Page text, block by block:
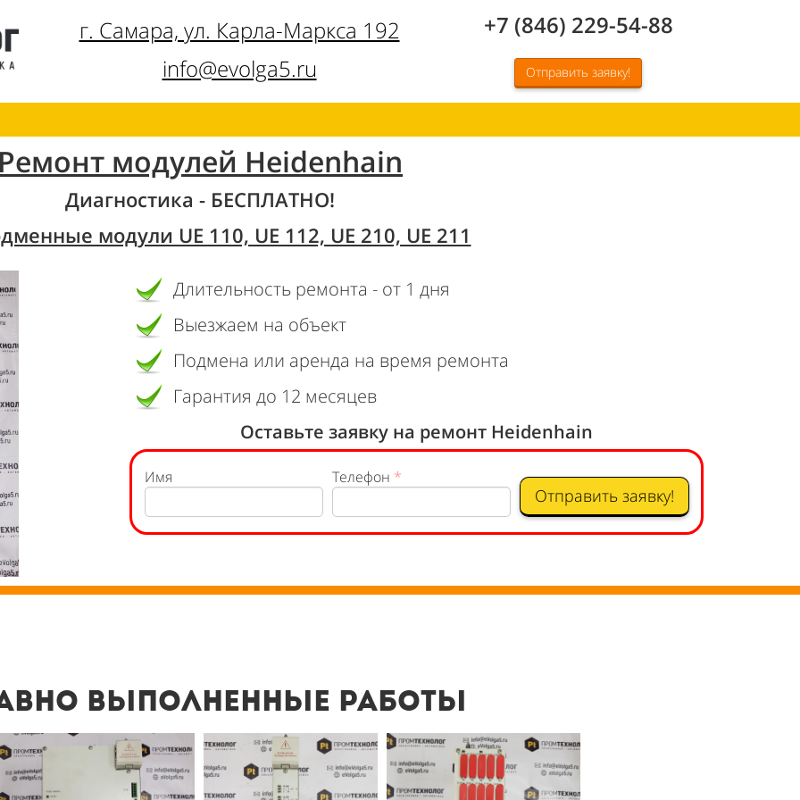
г. Самара, ул. Карла-Маркса 192
info@evolga5.ru
+7 (846) 229-54-88
Отправить заявку!
модулей Heidenhain
Диагностика - БЕСПЛАТНО!
модули UE 110, UE 112, UE 210, UE 211
Длительность ремонта - от 1 дня
Выезжаем на объект
Подмена или аренда на время ремонта
Гарантия до 12 месяцев
Оставьте заявку на ремонт Heidenhain
Имя Телефон *
Отправить заявку!
выполненные работы